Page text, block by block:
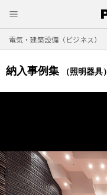
電気・建築設備（ビジネス）
納入事例集 （照明器具）